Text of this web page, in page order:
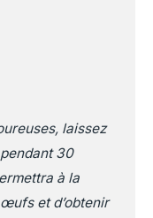
laissez
30
à la
et d’obtenir